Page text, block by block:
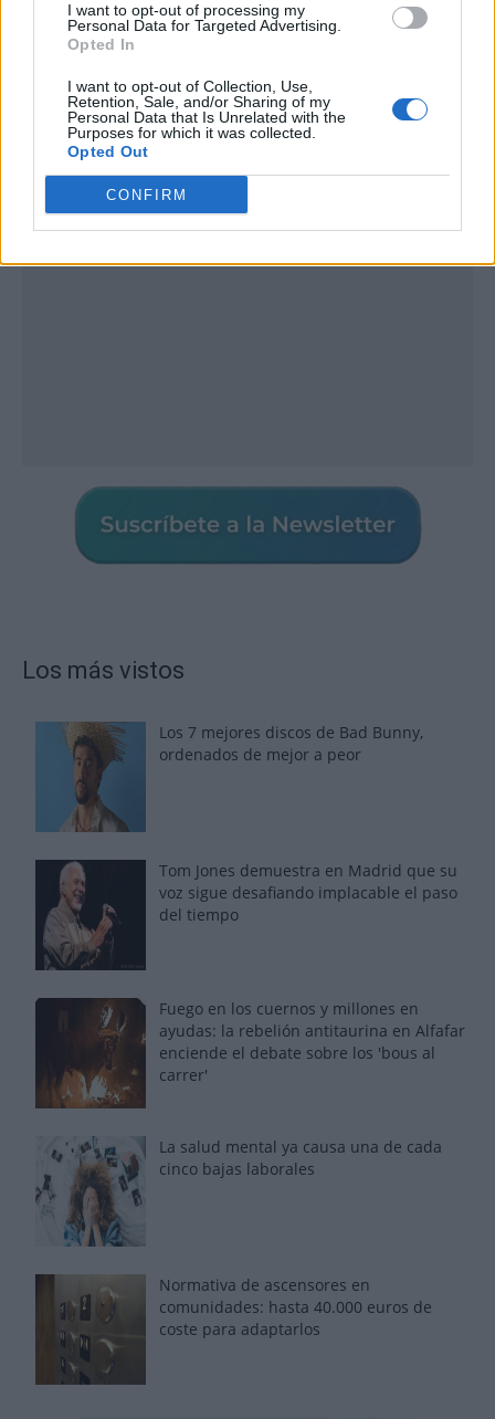
I want to opt-out of processing my
Personal Data for Targeted Advertising.
Opted In
I want to opt-out of Collection, Use,
Retention, Sale, and/or Sharing of my
Personal Data that Is Unrelated with the
Purposes for which it was collected.
Opted Out
CONFIRM
Publicidad
Los más vistos
Los 7 mejores discos de Bad Bunny,
ordenados de mejor a peor
Tom Jones demuestra en Madrid que su
voz sigue desafiando implacable el paso
del tiempo
Fuego en los cuernos y millones en
ayudas: la rebelión antitaurina en Alfafar
enciende el debate sobre los 'bous al
carrer'
La salud mental ya causa una de cada
cinco bajas laborales
Normativa de ascensores en
comunidades: hasta 40.000 euros de
coste para adaptarlos